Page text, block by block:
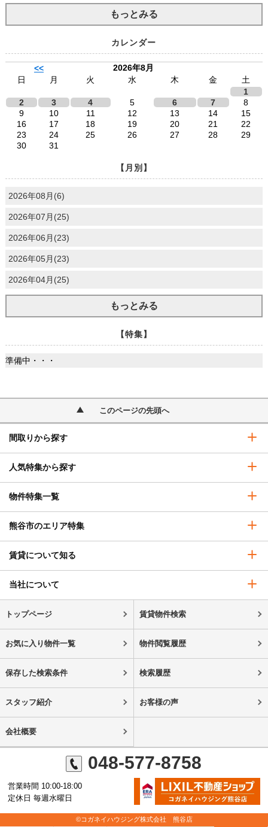
もっとみる
カレンダー
<<
2026年8月
日
月 火 水 木 金
土
1
2
3 4 5 6 7
8
9
10 11 12 13 14
15
16
17 18 19 20 21
22
23
24 25 26 27 28
29
30
31
【月別】
2026年08月(6)
2026年07月(25)
2026年06月(23)
2026年05月(23)
2026年04月(25)
もっとみる
【特集】
準備中・・・
このページの先頭へ
間取りから探す
人気特集から探す
物件特集一覧
熊谷市のエリア特集
賃貸について知る
当社について
トップページ 賃貸物件検索
お気に入り物件一覧 物件閲覧履歴
保存した検索条件 検索履歴
スタッフ紹介 お客様の声
会社概要
048-577-8758
営業時間 10:00-18:00
定休日 毎週水曜日
©コガネイハウジング株式会社 熊谷店